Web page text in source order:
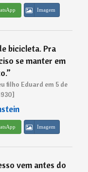
Imagem
bicicleta. Pra
se manter em
”
filho Eduard em 5 de
Imagem
vem antes do